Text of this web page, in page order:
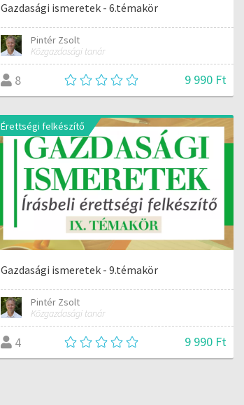
Gazdasági ismeretek - 6.témakör
Pintér Zsolt
Közgazdasági tanár
8 9 990 Ft
Érettségi felkészítő
Gazdasági ismeretek - 9.témakör
Pintér Zsolt
Közgazdasági tanár
4 9 990 Ft